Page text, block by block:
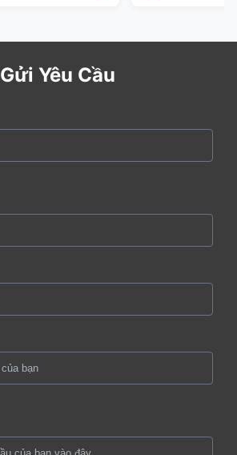
Gửi Yêu Cầu